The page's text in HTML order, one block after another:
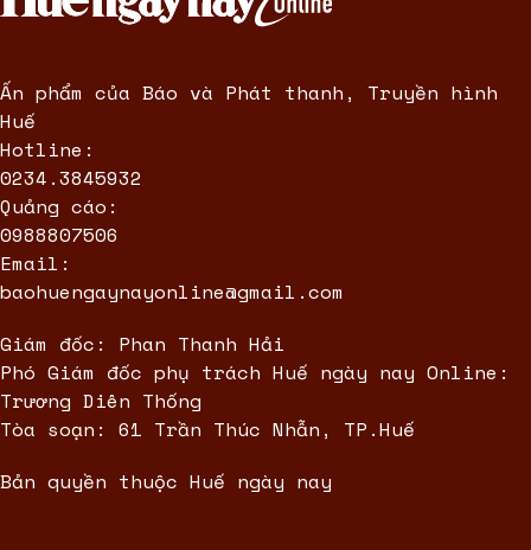
Ấn phẩm của Báo và Phát thanh, Truyền hình
Huế
Hotline:
0234.3845932
Quảng cáo:
0988807506
Email:
baohuengaynayonline@gmail.com
Giám đốc: Phan Thanh Hải
Phó Giám đốc phụ trách Huế ngày nay Online:
Trương Diên Thống
Tòa soạn: 61 Trần Thúc Nhẫn, TP.Huế
Bản quyền thuộc Huế ngày nay